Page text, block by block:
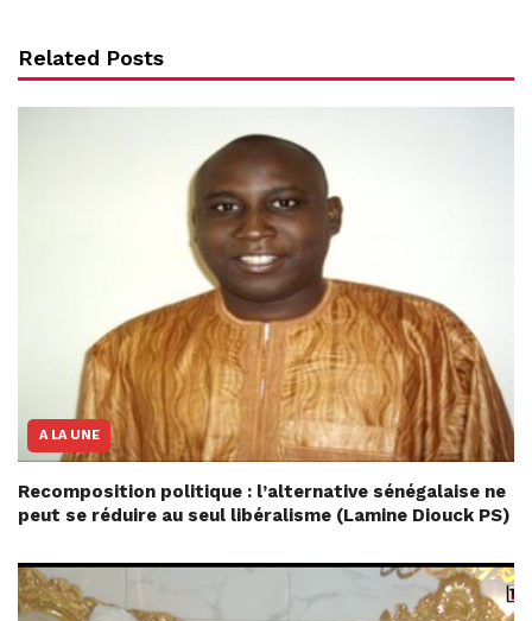
Related Posts
A LA UNE
Recomposition politique : l’alternative sénégalaise ne
peut se réduire au seul libéralisme (Lamine Diouck PS)